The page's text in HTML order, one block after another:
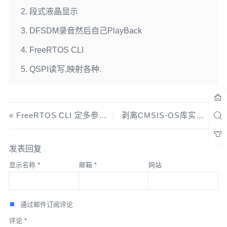
段式液晶显示
DFSDM录音然后自己PlayBack
FreeRTOS CLI
QSPI读写,映射各种.
FreeRTOS CLI 定多参数获取 剥离CMSIS-OS库实践(从STM32Cube USB库,性能提升至580K/s)
发表回复
显示名称 * 邮箱 * 网站
通过邮件订阅评论
评论 *